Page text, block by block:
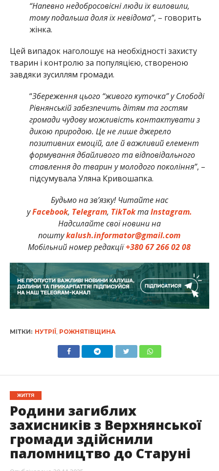
“Напевно недобросовісні люди їх виловили,
тому подальша доля їх невідома”, – говорить
жінка.
Цей випадок наголошує на необхідності захисту
тварин і контролю за популяцією, створеною
завдяки зусиллям громади.
“Збереження цього “живого куточка” у Слободі
Рівнянській забезпечить дітям та гостям
громади чудову можливість контактувати з
дикою природою. Це не лише джерело
позитивних емоцій, але й важливий елемент
формування дбайливого та відповідального
ставлення до тварин у молодого покоління”, –
підсумувала Уляна Кривошапка.
Будьмо на зв’язку! Читайте нас
уFacebook, Telegram, TikTokтаInstagram.
Надсилайте свої новини на
поштуkalush.informator@gmail.com
Мобільний номер редакції+380 67 266 02 08
МІТКИ: НУТРІЇ РОЖНЯТІВЩИНА
ЖИТТЯ
Родини загиблих
захисників з Верхнянської
громади здійснили
паломництво до Старуні